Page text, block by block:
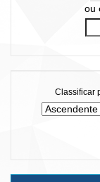
ou
Classificar